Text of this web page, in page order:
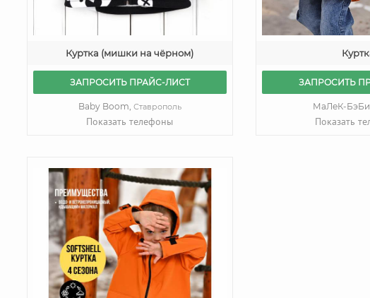
Куртка (мишки на чёрном)
ЗАПРОСИТЬ ПРАЙС-ЛИСТ
Baby Boom, Ставрополь
Показать телефоны
ЗАПРОСИТЬ
МаЛеК-БэБи,
Показать